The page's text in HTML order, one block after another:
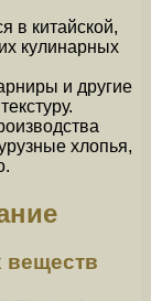
в китайской,
кулинарных
и другие
хлопья,
веществ